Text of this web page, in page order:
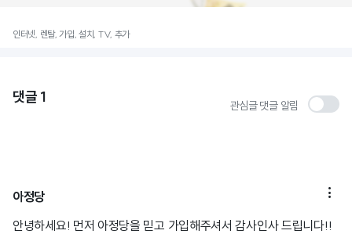
인터넷, 렌탈, 가입, 설치, TV, 추가
댓글 1 관심글 댓글 알림
아정당 
안녕하세요! 먼저 아정당을 믿고 가입해주셔서 감사인사 드립니다!!